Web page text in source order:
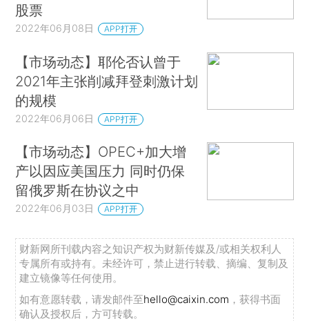
股票
2022年06月08日 APP打开
【市场动态】耶伦否认曾于
2021年主张削减拜登刺激计划
的规模
2022年06月06日 APP打开
【市场动态】OPEC+加大增
产以因应美国压力 同时仍保
留俄罗斯在协议之中
2022年06月03日 APP打开
财新网所刊载内容之知识产权为财新传媒及/或相关权利人
专属所有或持有。未经许可，禁止进行转载、摘编、复制及
建立镜像等任何使用。
如有意愿转载，请发邮件至hello@caixin.com ，获得书面
确认及授权后，方可转载。